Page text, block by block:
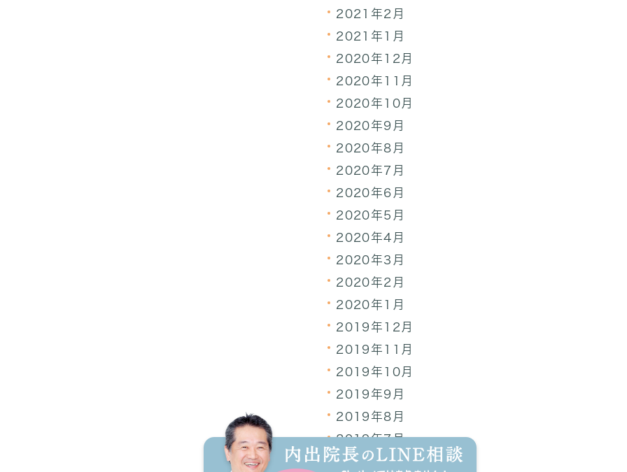
2021年2月
2021年1月
2020年12月
2020年11月
2020年10月
2020年9月
2020年8月
2020年7月
2020年6月
2020年5月
2020年4月
2020年3月
2020年2月
2020年1月
2019年12月
2019年11月
2019年10月
2019年9月
2019年8月
2019年7月
2019年6月